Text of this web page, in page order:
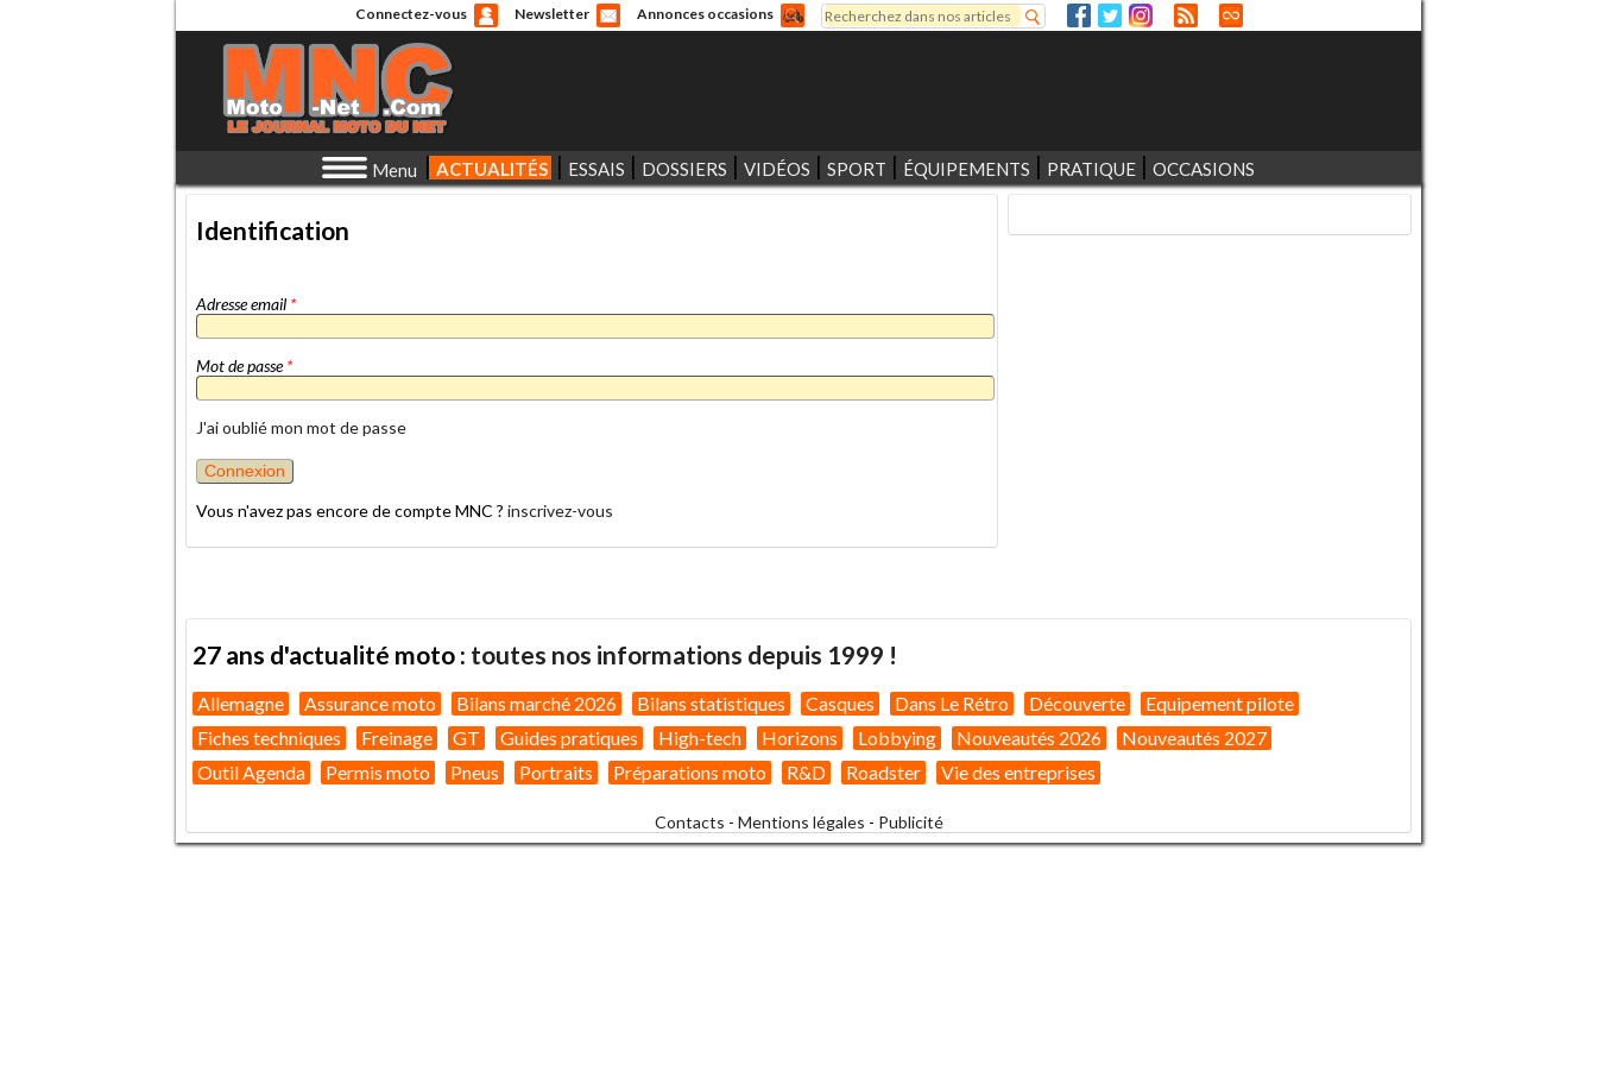
Connectez-vous Newsletter Annonces occasions
Formulaire de recherche
Rechercher
Menu ACTUALITÉS ESSAIS DOSSIERS VIDÉOS SPORT ÉQUIPEMENTS PRATIQUE OCCASIONS
Identification
Adresse email *
Mot de passe*
J'ai oublié mon mot de passe
Vous n'avez pas encore de compte MNC ? inscrivez-vous
27 ans d'actualité moto : toutes nos informations depuis 1999 !
Allemagne Assurance moto Bilans marché 2026 Bilans statistiques Casques Dans Le Rétro Découverte
Equipement pilote
Fiches techniques
Freinage GT Guides pratiques High-tech Horizons Lobbying Nouveautés 2026
Nouveautés 2027
Outil Agenda
Permis moto Pneus Portraits Préparations moto R&D Roadster Vie des entreprises
Contacts - Mentions légales - Publicité